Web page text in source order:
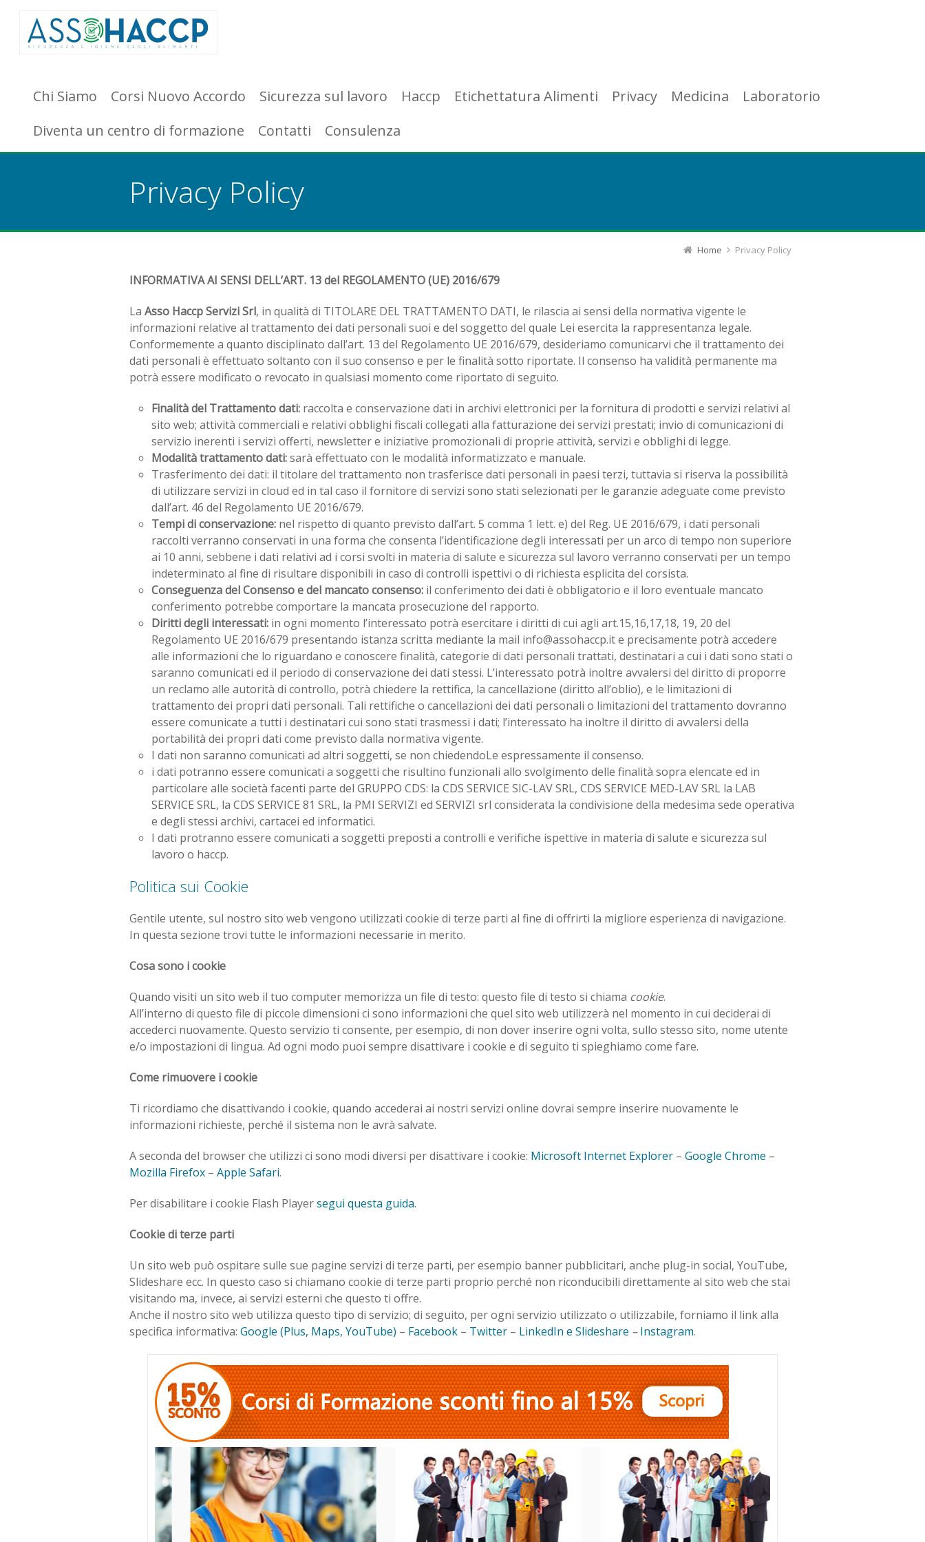
Chi Siamo Corsi Nuovo Accordo Sicurezza sul lavoro Haccp Etichettatura Alimenti Privacy Medicina
Laboratorio
Diventa un centro di formazione
Contatti Consulenza
Privacy Policy
Home Privacy Policy
INFORMATIVA AI SENSI DELL’ART. 13 del REGOLAMENTO (UE) 2016/679
La Asso Haccp Servizi Srl, in qualità di TITOLARE DEL TRATTAMENTO DATI, le rilascia ai sensi della normativa vigente le
informazioni relative al trattamento dei dati personali suoi e del soggetto del quale Lei esercita la rappresentanza legale.
Conformemente a quanto disciplinato dall’art. 13 del Regolamento UE 2016/679, desideriamo comunicarvi che il trattamento dei
dati personali è effettuato soltanto con il suo consenso e per le finalità sotto riportate. Il consenso ha validità permanente ma
potrà essere modificato o revocato in qualsiasi momento come riportato di seguito.
Finalità del Trattamento dati: raccolta e conservazione dati in archivi elettronici per la fornitura di prodotti e servizi relativi al
sito web; attività commerciali e relativi obblighi fiscali collegati alla fatturazione dei servizi prestati; invio di comunicazioni di
servizio inerenti i servizi offerti, newsletter e iniziative promozionali di proprie attività, servizi e obblighi di legge.
Modalità trattamento dati:sarà effettuato con le modalità informatizzato e manuale.
Trasferimento dei dati: il titolare del trattamento non trasferisce dati personali in paesi terzi, tuttavia si riserva la possibilità
di utilizzare servizi in cloud ed in tal caso il fornitore di servizi sono stati selezionati per le garanzie adeguate come previsto
dall’art. 46 del Regolamento UE 2016/679.
Tempi di conservazione: nel rispetto di quanto previsto dall’art. 5 comma 1 lett. e) del Reg. UE 2016/679, i dati personali
raccolti verranno conservati in una forma che consenta l’identificazione degli interessati per un arco di tempo non superiore
ai 10 anni, sebbene i dati relativi ad i corsi svolti in materia di salute e sicurezza sul lavoro verranno conservati per un tempo
indeterminato al fine di risultare disponibili in caso di controlli ispettivi o di richiesta esplicita del corsista.
Conseguenza del Consenso e del mancato consenso: il conferimento dei dati è obbligatorio e il loro eventuale mancato
conferimento potrebbe comportare la mancata prosecuzione del rapporto.
Diritti degli interessati: in ogni momento l’interessato potrà esercitare i diritti di cui agli art.15,16,17,18, 19, 20 del
Regolamento UE 2016/679 presentando istanza scritta mediante la mail info@assohaccp.it e precisamente potrà accedere
alle informazioni che lo riguardano e conoscere finalità, categorie di dati personali trattati, destinatari a cui i dati sono stati o
saranno comunicati ed il periodo di conservazione dei dati stessi. L’interessato potrà inoltre avvalersi del diritto di proporre
un reclamo alle autorità di controllo, potrà chiedere la rettifica, la cancellazione (diritto all’oblio), e le limitazioni di
trattamento dei propri dati personali. Tali rettifiche o cancellazioni dei dati personali o limitazioni del trattamento dovranno
essere comunicate a tutti i destinatari cui sono stati trasmessi i dati; l’interessato ha inoltre il diritto di avvalersi della
portabilità dei propri dati come previsto dalla normativa vigente.
I dati non saranno comunicati ad altri soggetti, se non chiedendoLe espressamente il consenso.
i dati potranno essere comunicati a soggetti che risultino funzionali allo svolgimento delle finalità sopra elencate ed in
particolare alle società facenti parte del GRUPPO CDS: la CDS SERVICE SIC-LAV SRL, CDS SERVICE MED-LAV SRL la LAB
SERVICE SRL, la CDS SERVICE 81 SRL, la PMI SERVIZI ed SERVIZI srl considerata la condivisione della medesima sede operativa
e degli stessi archivi, cartacei ed informatici.
I dati protranno essere comunicati a soggetti preposti a controlli e verifiche ispettive in materia di salute e sicurezza sul
lavoro o haccp.
Politica sui Cookie
Gentile utente, sul nostro sito web vengono utilizzati cookie di terze parti al fine di offrirti la migliore esperienza di navigazione.
In questa sezione trovi tutte le informazioni necessarie in merito.
Cosa sono i cookie
Quando visiti un sito web il tuo computer memorizza un file di testo: questo file di testo si chiama cookie.
All’interno di questo file di piccole dimensioni ci sono informazioni che quel sito web utilizzerà nel momento in cui deciderai di
accederci nuovamente. Questo servizio ti consente, per esempio, di non dover inserire ogni volta, sullo stesso sito, nome utente
e/o impostazioni di lingua. Ad ogni modo puoi sempre disattivare i cookie e di seguito ti spieghiamo come fare.
Come rimuovere i cookie
Ti ricordiamo che disattivando i cookie, quando accederai ai nostri servizi online dovrai sempre inserire nuovamente le
informazioni richieste, perché il sistema non le avrà salvate.
A seconda del browser che utilizzi ci sono modi diversi per disattivare i cookie: Microsoft Internet Explorer – Google Chrome –
Mozilla Firefox – Apple Safari.
Per disabilitare i cookie Flash Playersegui questa guida.
Cookie di terze parti
Un sito web può ospitare sulle sue pagine servizi di terze parti, per esempio banner pubblicitari, anche plug-in social, YouTube,
Slideshare ecc. In questo caso si chiamano cookie di terze parti proprio perché non riconducibili direttamente al sito web che stai
visitando ma, invece, ai servizi esterni che questo ti offre.
Anche il nostro sito web utilizza questo tipo di servizio; di seguito, per ogni servizio utilizzato o utilizzabile, forniamo il link alla
specifica informativa: Google (Plus, Maps, YouTube) – Facebook – Twitter – LinkedIn e Slideshare –Instagram.